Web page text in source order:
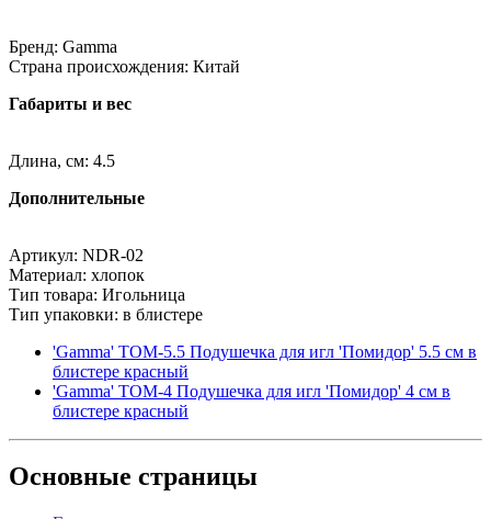
Бренд: Gamma
Страна происхождения: Китай
Габариты и вес
Длина, см: 4.5
Дополнительные
Артикул: NDR-02
Материал: хлопок
Тип товара: Игольница
Тип упаковки: в блистере
'Gamma' ТОМ-5.5 Подушечка для игл 'Помидор' 5.5 см в
блистере красный
'Gamma' ТОМ-4 Подушечка для игл 'Помидор' 4 см в
блистере красный
Основные страницы